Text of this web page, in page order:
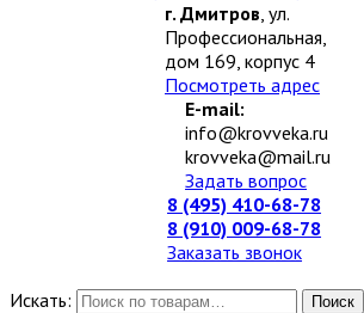
г. Дмитров, ул.
Профессиональная,
дом 169, корпус 4
Посмотреть адрес
E-mail:
info@krovveka.ru
krovveka@mail.ru
Задать вопрос
8 (495) 410-68-78
8 (910) 009-68-78
Заказать звонок
Искать:
Поиск